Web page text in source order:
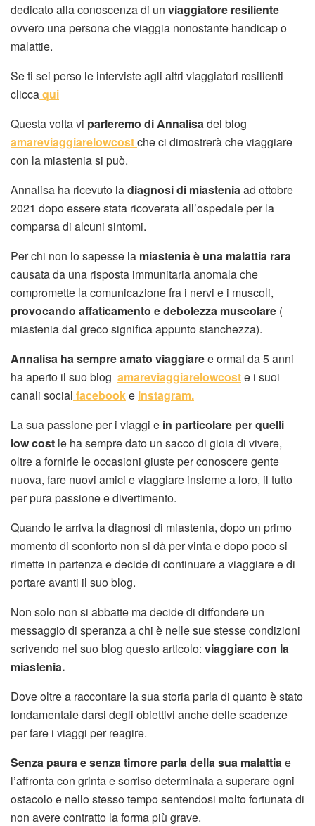
dedicato alla conoscenza di un viaggiatore resiliente
ovvero una persona che viaggia nonostante handicap o
malattie.
Se ti sei perso le interviste agli altri viaggiatori resilienti
cliccaqui
Questa volta vi parleremo di Annalisadel blog
amareviaggiarelowcostche ci dimostrerà che viaggiare
con la miastenia si può.
Annalisa ha ricevuto ladiagnosi di miasteniaad ottobre
2021 dopo essere stata ricoverata all’ospedale per la
comparsa di alcuni sintomi.
Per chi non lo sapesse la miastenia è una malattia rara
causata da una risposta immunitaria anomala che
compromette la comunicazione fra i nervi e i muscoli,
provocando affaticamento e debolezza muscolare (
miastenia dal greco significa appunto stanchezza).
Annalisa ha sempre amato viaggiaree ormai da 5 anni
ha aperto il suo blog amareviaggiarelowcoste i suoi
canali social facebooke instagram.
La sua passione per i viaggi e in particolare per quelli
low cost le ha sempre dato un sacco di gioia di vivere,
oltre a fornirle le occasioni giuste per conoscere gente
nuova, fare nuovi amici e viaggiare insieme a loro, il tutto
per pura passione e divertimento.
Quando le arriva la diagnosi di miastenia, dopo un primo
momento di sconforto non si dà per vinta e dopo poco si
rimette in partenza e decide di continuare a viaggiare e di
portare avanti il suo blog.
Non solo non si abbatte ma decide di diffondere un
messaggio di speranza a chi è nelle sue stesse condizioni
scrivendo nel suo blog questo articolo: viaggiare con la
miastenia.
Dove oltre a raccontare la sua storia parla di quanto è stato
fondamentale darsi degli obiettivi anche delle scadenze
per fare i viaggi per reagire.
Senza paura e senza timore parla della sua malattiae
l’affronta con grinta e sorriso determinata a superare ogni
ostacolo e nello stesso tempo sentendosi molto fortunata di
non avere contratto la forma più grave.